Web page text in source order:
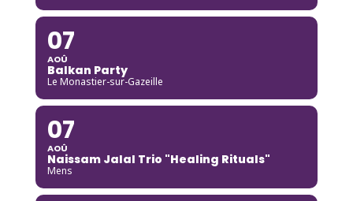
07
AOÛ
Balkan Party
Le Monastier-sur-Gazeille
07
AOÛ
Naissam Jalal Trio "Healing Rituals"
Mens